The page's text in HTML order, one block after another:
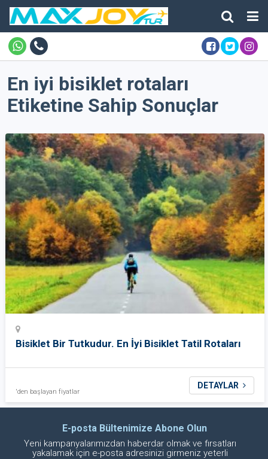
En iyi bisiklet rotaları
Etiketine Sahip Sonuçlar
Bisiklet Bir Tutkudur. En İyi Bisiklet Tatil Rotaları
'den başlayan fiyatlar
DETAYLAR
E-posta Bültenimize Abone Olun
Yeni kampanyalarımızdan haberdar olmak ve fırsatları
yakalamak için e-posta adresinizi girmeniz yeterli